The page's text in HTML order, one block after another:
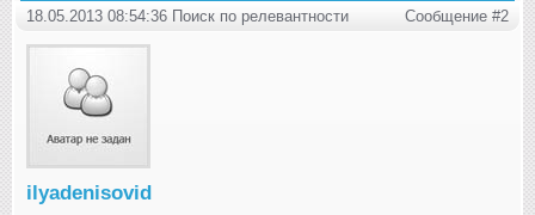
18.05.2013 08:54:36 Поиск по релевантности
Сообщение #2
ilyadenisovid